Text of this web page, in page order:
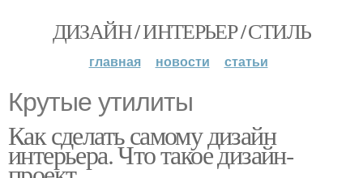
ДИЗАЙН / ИНТЕРЬЕР / СТИЛЬ
главная новости статьи
Крутые утилиты
Как сделать самому дизайн
интерьера. Что такое дизайн-